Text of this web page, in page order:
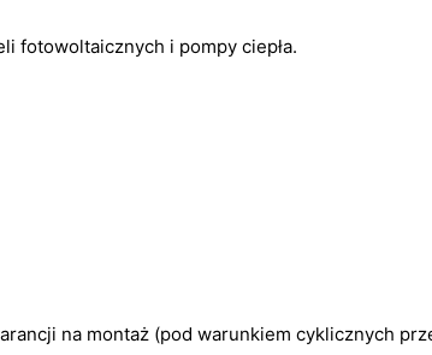
fotowoltaicznych i pompy ciepła.
na montaż (pod warunkiem cyklicznych